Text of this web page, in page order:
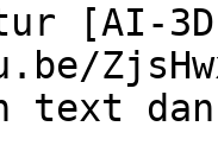
[AI-
text